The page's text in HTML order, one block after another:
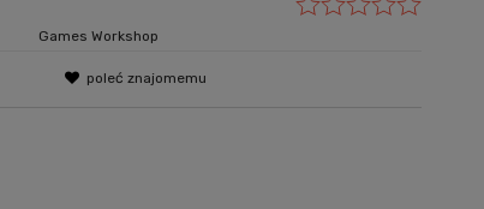
Games Workshop
poleć znajomemu